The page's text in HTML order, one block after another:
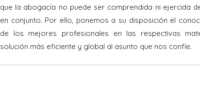
que la abogacía no puede ser comprendida ni ejercida
en conjunto. Por ello, ponemos a su disposición el
de los mejores profesionales en las respectivas
solución más eficiente y global al asunto que nos confíe.